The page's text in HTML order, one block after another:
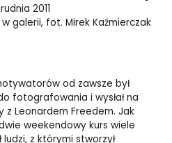
galerii, fot. Mirek Kaźmierczak
od zawsze był
fotografowania i wysłał na
Leonardem Freedem. Jak
weekendowy kurs wiele
ludzi, z którymi stworzył